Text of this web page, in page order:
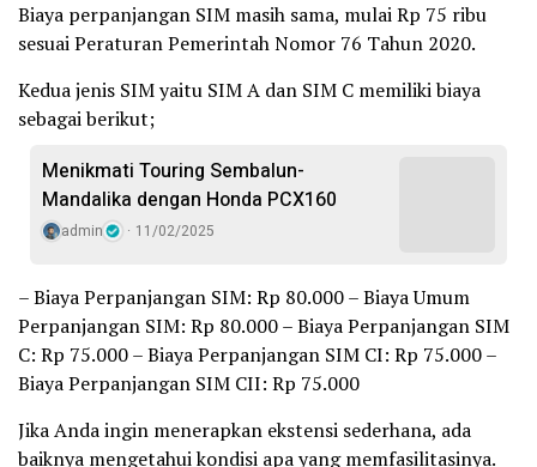
Biaya perpanjangan SIM masih sama, mulai Rp 75 ribu
sesuai Peraturan Pemerintah Nomor 76 Tahun 2020.
Kedua jenis SIM yaitu SIM A dan SIM C memiliki biaya
sebagai berikut;
Menikmati Touring Sembalun-
Mandalika dengan Honda PCX160
admin 11/02/2025
– Biaya Perpanjangan SIM: Rp 80.000 – Biaya Umum
Perpanjangan SIM: Rp 80.000 – Biaya Perpanjangan SIM
C: Rp 75.000 – Biaya Perpanjangan SIM CI: Rp 75.000 –
Biaya Perpanjangan SIM CII: Rp 75.000
Jika Anda ingin menerapkan ekstensi sederhana, ada
baiknya mengetahui kondisi apa yang memfasilitasinya.